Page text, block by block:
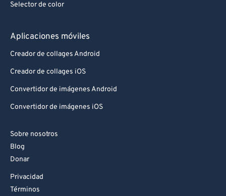
Selector de color
Aplicaciones móviles
Creador de collages Android
Creador de collages iOS
Convertidor de imágenes Android
Convertidor de imágenes iOS
Sobre nosotros
Blog
Donar
Privacidad
Términos